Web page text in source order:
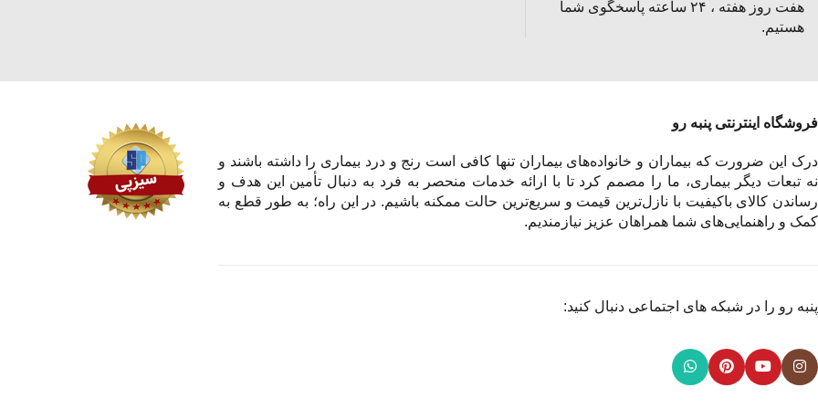
هفت روز هفته ، ۲۴ ساعته پاسخگوی شما
هستیم.
فروشگاه اینترنتی پنبه رو
درک این ضرورت که بیماران و خانواده‌های بیماران تنها کافی است رنج و درد بیماری را داشته باشند و
نه تبعات دیگر بیماری، ما را مصمم کرد تا با ارائه خدمات منحصر به فرد به دنبال تأمین این هدف و
رساندن کالای باکیفیت با نازل‌ترین قیمت و سریع‌ترین حالت ممکنه باشیم. در این راه؛ به طور قطع به
کمک و راهنمایی‌های شما همراهان عزیز نیازمندیم.
پنبه رو را در شبکه های اجتماعی دنبال کنید: